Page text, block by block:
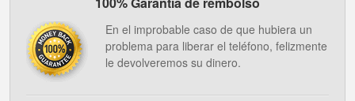
En el improbable caso de que hubiera un
problema para liberar el teléfono, felizmente
le devolveremos su dinero.